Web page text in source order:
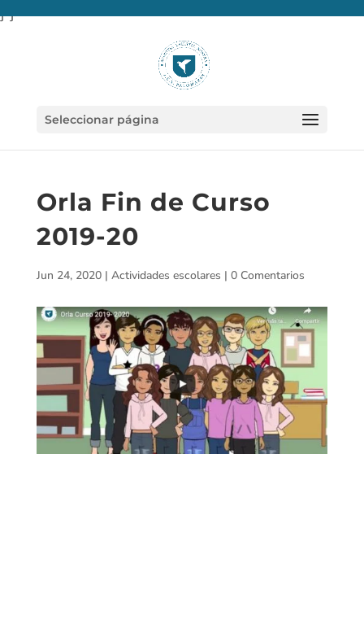
} }
Seleccionar página
Orla Fin de Curso
2019-20
Jun 24, 2020| Actividades escolares | 0 Comentarios